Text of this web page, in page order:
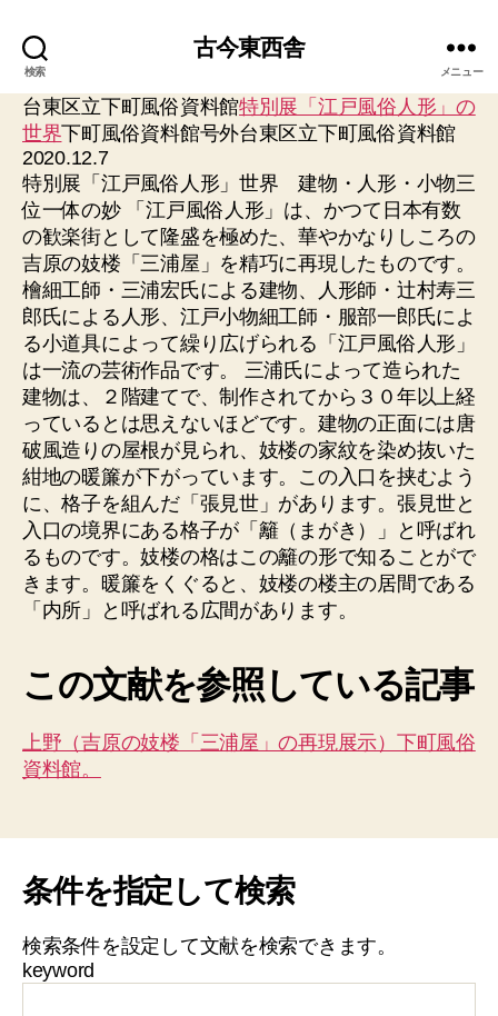
検索
古今東西舎
メニュー
台東区立下町風俗資料館特別展「江戸風俗人形」の
世界下町風俗資料館号外台東区立下町風俗資料館
2020.12.7
特別展「江戸風俗人形」世界 建物・人形・小物三
位一体の妙 「江戸風俗人形」は、かつて日本有数
の歓楽街として隆盛を極めた、華やかなりしころの
吉原の妓楼「三浦屋」を精巧に再現したものです。
檜細工師・三浦宏氏による建物、人形師・辻村寿三
郎氏による人形、江戸小物細工師・服部一郎氏によ
る小道具によって繰り広げられる「江戸風俗人形」
は一流の芸術作品です。 三浦氏によって造られた
建物は、２階建てで、制作されてから３０年以上経
っているとは思えないほどです。建物の正面には唐
破風造りの屋根が見られ、妓楼の家紋を染め抜いた
紺地の暖簾が下がっています。この入口を挟むよう
に、格子を組んだ「張見世」があります。張見世と
入口の境界にある格子が「籬（まがき）」と呼ばれ
るものです。妓楼の格はこの籬の形で知ることがで
きます。暖簾をくぐると、妓楼の楼主の居間である
「内所」と呼ばれる広間があります。
この文献を参照している記事
上野（吉原の妓楼「三浦屋」の再現展示）下町風俗
資料館。
条件を指定して検索
検索条件を設定して文献を検索できます。
keyword